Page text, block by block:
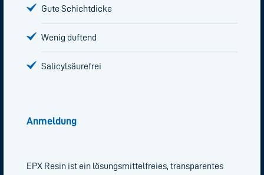
Gute Schichtdicke
Wenig duftend
Salicylsäurefrei
Anmeldung
EPX Resin ist ein lösungsmittelfreies, transparentes